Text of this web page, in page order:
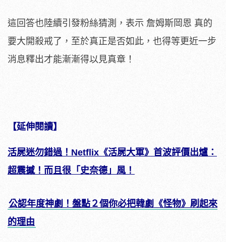
這回答也陸續引發粉絲猜測，表示 詹姆斯岡恩 真的
要大開殺戒了，至於真正是否如此，也得等更近一步
消息釋出才能漸漸得以見真章！
【延伸閱讀】
活屍迷勿錯過！Netflix《活屍大軍》首波評價出爐：
超震撼！而且很「史奈德」風！
公認年度神劇！盤點２個你必把韓劇《怪物》刷起來
的理由